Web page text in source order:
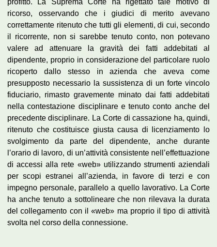
profitto. La Suprema Corte ha rigettato tale motivo di
ricorso, osservando che i giudici di merito avevano
correttamente ritenuto che tutti gli elementi, di cui, secondo
il ricorrente, non si sarebbe tenuto conto, non potevano
valere ad attenuare la gravità dei fatti addebitati al
dipendente, proprio in considerazione del particolare ruolo
ricoperto dallo stesso in azienda che aveva come
presupposto necessario la sussistenza di un forte vincolo
fiduciario, rimasto gravemente minato dai fatti addebitati
nella contestazione disciplinare e tenuto conto anche del
precedente disciplinare. La Corte di cassazione ha, quindi,
ritenuto che costituisce giusta causa di licenziamento lo
svolgimento da parte del dipendente, anche durante
l’orario di lavoro, di un’attività consistente nell’effettuazione
di accessi alla rete «web» utilizzando strumenti aziendali
per scopi estranei all’azienda, in favore di terzi e con
impegno personale, parallelo a quello lavorativo. La Corte
ha anche tenuto a sottolineare che non rilevava la durata
del collegamento con il «web» ma proprio il tipo di attività
svolta nel corso della connessione.